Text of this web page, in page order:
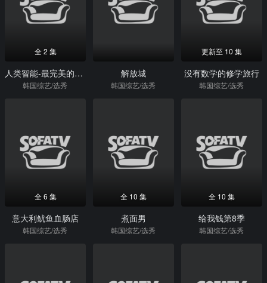
全 2 集
人类智能-最完美的A.I.
韩国综艺/选秀
解放城
韩国综艺/选秀
更新至 10 集
没有数学的修学旅行
韩国综艺/选秀
全 6 集
意大利鱿鱼血肠店
韩国综艺/选秀
全 10 集
煮面男
韩国综艺/选秀
全 10 集
给我钱第8季
韩国综艺/选秀